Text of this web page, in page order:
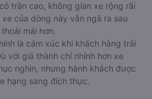
trần cao, không gian xe rộng rãi
của dòng này vẫn ngã ra sau
mái hơn.
là cảm xúc khi khách hàng trải
với giá thành chỉ nhỉnh hơn xe
nghìn, nhưng hành khách được
hạng sang đích thực.